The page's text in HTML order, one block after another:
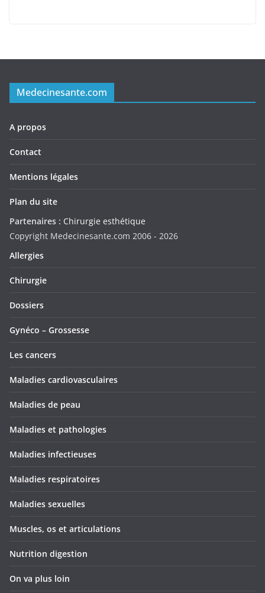
Medecinesante.com
A propos
Contact
Mentions légales
Plan du site
Partenaires : Chirurgie esthétique
Copyright Medecinesante.com 2006 - 2026
Allergies
Chirurgie
Dossiers
Gynéco – Grossesse
Les cancers
Maladies cardiovasculaires
Maladies de peau
Maladies et pathologies
Maladies infectieuses
Maladies respiratoires
Maladies sexuelles
Muscles, os et articulations
Nutrition digestion
On va plus loin